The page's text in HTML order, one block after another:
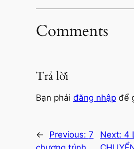
Comments
Trả lời
Bạn phải đăng nhậpđể
← Previous: 7
Next: 4